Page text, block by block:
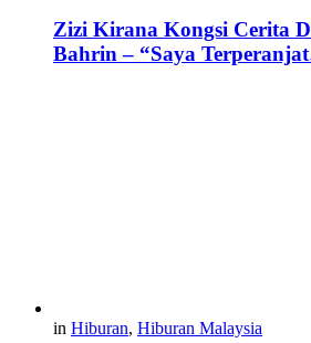
Zizi Kirana Kongsi Cerita
Bahrin – “Saya
in Hiburan, Hiburan Malaysia